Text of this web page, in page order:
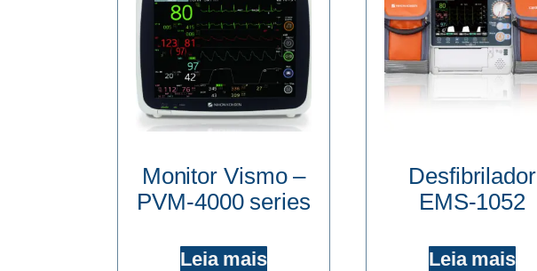
Monitor Vismo –
PVM-4000 series
Leia mais
Desfibrilador
EMS-1052
Leia mais